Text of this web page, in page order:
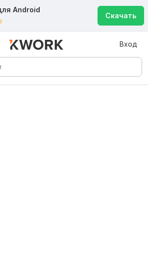
Android
Скачать
Вход